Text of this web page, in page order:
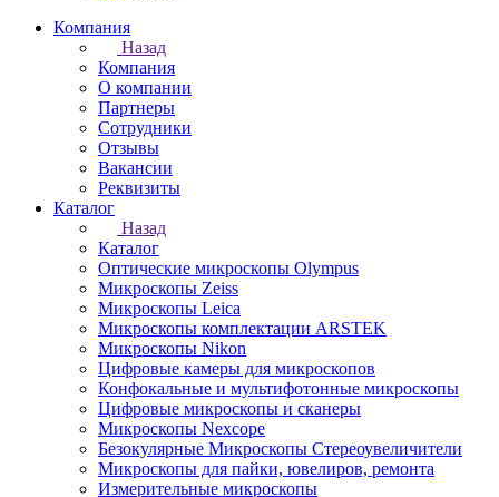
Компания
Назад
Компания
О компании
Партнеры
Сотрудники
Отзывы
Вакансии
Реквизиты
Каталог
Назад
Каталог
Оптические микроскопы Olympus
Микроскопы Zeiss
Микроскопы Leica
Микроскопы комплектации ARSTEK
Микроскопы Nikon
Цифровые камеры для микроскопов
Конфокальные и мультифотонные микроскопы
Цифровые микроскопы и сканеры
Микроскопы Nexcope
Безокулярные Микроскопы Стереоувеличители
Микроскопы для пайки, ювелиров, ремонта
Измерительные микроскопы